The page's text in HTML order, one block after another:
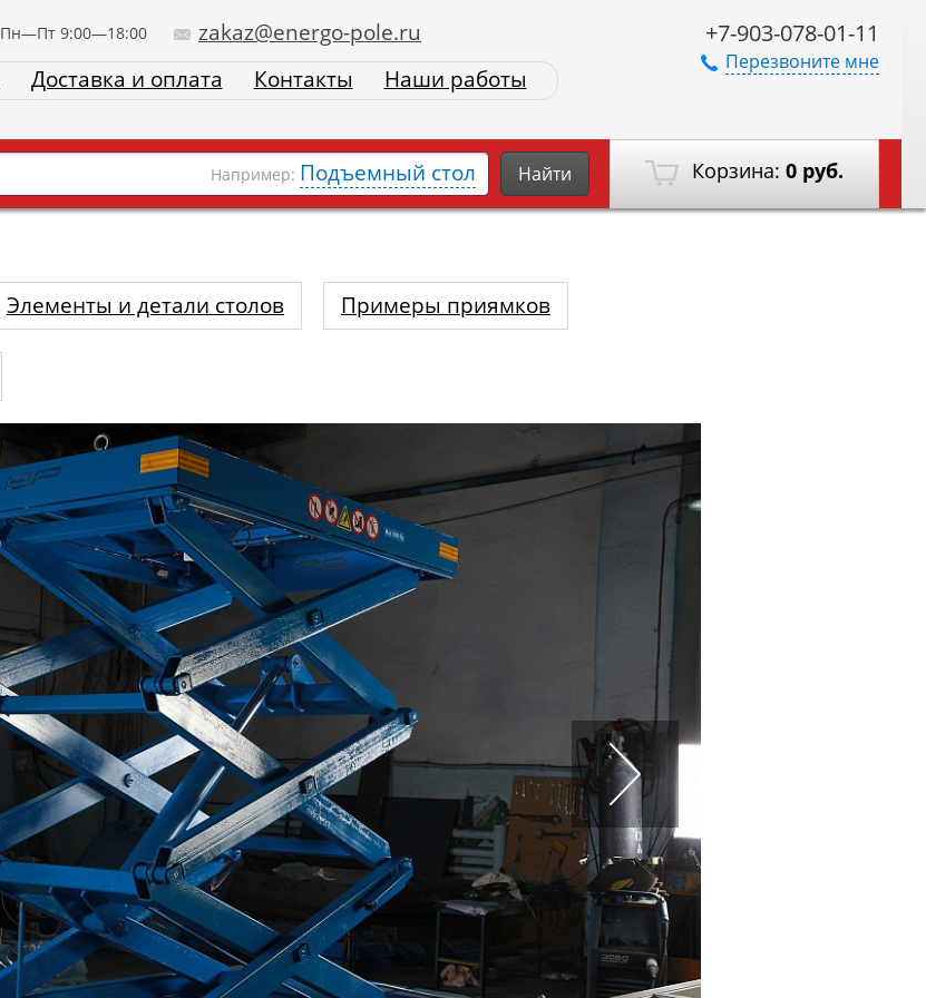
+7-903-078-01-11
Перезвоните мне
Пн—Пт 9:00—18:00
zakaz@energo-pole.ru
Доставка и оплата Контакты Наши работы
Корзина: 0 руб.
Например: Подъемный стол Найти
Элементы и детали столов Примеры приямков